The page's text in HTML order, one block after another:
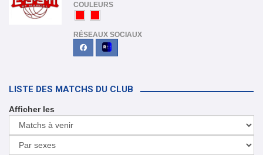
COULEURS
RÉSEAUX SOCIAUX
LISTE DES MATCHS DU CLUB
Afficher les